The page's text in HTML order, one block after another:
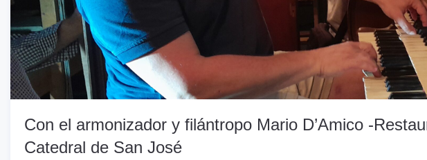
Con el armonizador y filántropo Mario D’Amico -
Catedral de San José